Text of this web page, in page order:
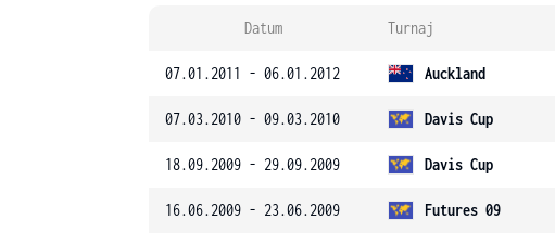
Datum Turnaj
07.01.2011 - 06.01.2012 Auckland
07.03.2010 - 09.03.2010 Davis Cup
18.09.2009 - 29.09.2009 Davis Cup
16.06.2009 - 23.06.2009 Futures 09